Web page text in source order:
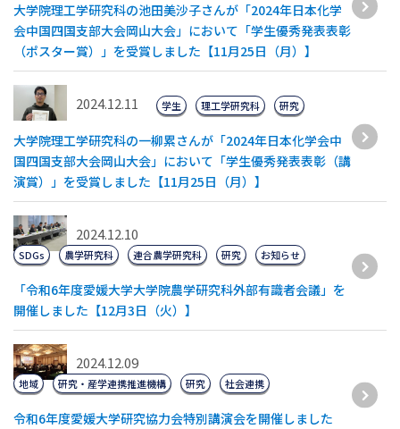
大学院理工学研究科の池田美沙子さんが「2024年日本化学
会中国四国支部大会岡山大会」において「学生優秀発表表彰
（ポスター賞）」を受賞しました【11月25日（月）】
2024.12.11
大学院理工学研究科の⼀柳累さんが「2024年日本化学会中
国四国支部大会岡山大会」において「学生優秀発表表彰（講
演賞）」を受賞しました【11月25日（月）】
学生 理工学研究科 研究
2024.12.10
「令和6年度愛媛大学大学院農学研究科外部有識者会議」を
開催しました【12月3日（火）】
SDGs 農学研究科 連合農学研究科 研究 お知らせ
2024.12.09
令和6年度愛媛大学研究協力会特別講演会を開催しました
地域 研究・産学連携推進機構 研究 社会連携